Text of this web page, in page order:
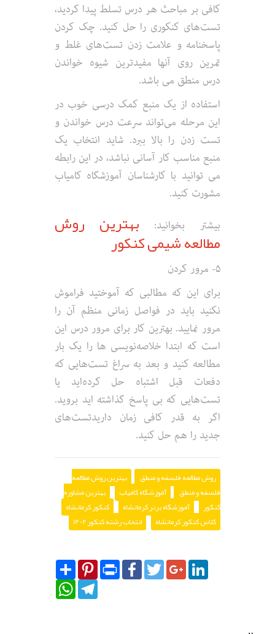
کافی بر مباحث هر درس تسلط پیدا کردید،
تست‌های کنکوری را حل کنید. چک کردن
پاسخنامه و علامت زدن تست‌های غلط و
تمرین روی آنها مفیدترین شیوه خواندن
درس منطق می باشد.
استفاده از یک منبع کمک درسی خوب در
این مرحله می‌تواند سرعت درس خواندن و
تست زدن را بالا ببرد. شاید انتخاب یک
منبع مناسب کار آسانی نباشد، در این رابطه
می توانید با کارشناسان آموزشگاه کامیاب
مشورت کنید.
بیشتر بخوانید: بهترین روش
مطالعه شیمی کنکور
۵- مرور کردن
برای این که مطالبی که آموختید فراموش
نکنید باید در فواصل زمانی منظم آن را
مرور نمایید. بهترین کار برای مرور درس این
است که ابتدا خلاصه‌نویسی ها را یک بار
مطالعه کنید و بعد به سراغ تست‌هایی که
دفعات قبل اشتباه حل کرده‌اید یا
تست‌هایی که بی پاسخ گذاشته اید بروید.
اگر به قدر کافی زمان داریدتست‌های
جدید را هم حل کنید.
روش مطالعه فلسفه و منطق
بهترین روش مطالعه
فلسفه و منطق
آموزشگاه کامیاب
بهترین مشاوره
کنکور
آموزشگاه برتر کرمانشاه
کنکور کرمانشاه
کلاس کنکور کرمانشاه
انتخاب رشته کنکور 1402
SharePinterest PrintFacebook Twitter Google+LinkedIn
WhatsAppTelegram